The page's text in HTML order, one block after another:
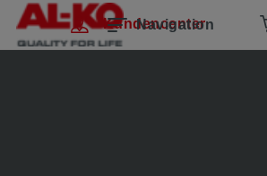
Navigation überspringen
Zum Hauptcontent
Zur Hauptnavigation springen
Inhaltsverzeichnis Navigation
Kundencenter